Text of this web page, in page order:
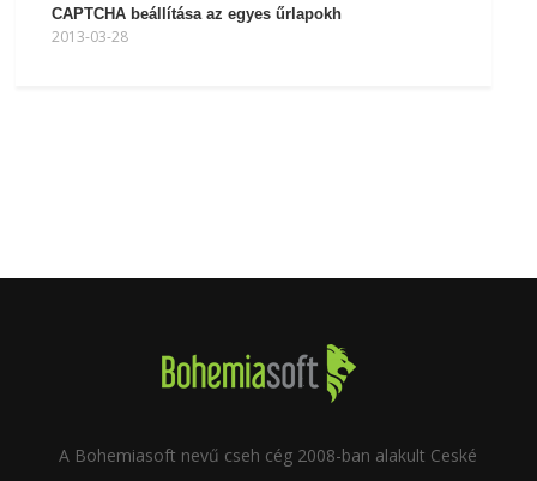
CAPTCHA beállítása az egyes űrlapokh
2013-03-28
A Bohemiasoft nevű cseh cég 2008-ban alakult Ceské